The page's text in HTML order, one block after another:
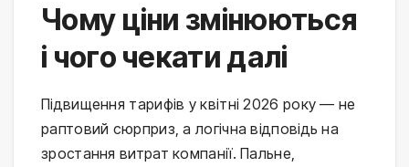
Чому ціни змінюються
і чого чекати далі
Підвищення тарифів у квітні 2026 року — не
раптовий сюрприз, а логічна відповідь на
зростання витрат компанії. Пальне,